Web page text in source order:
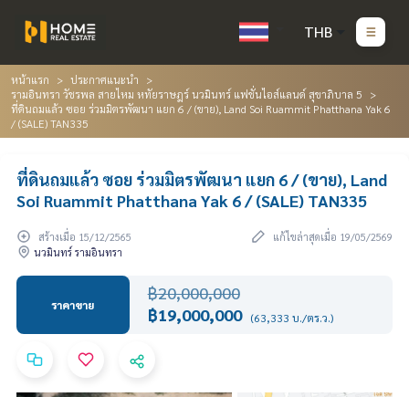
THB
หน้าแรก
ประกาศแนะนำ
รามอินทรา วัชรพล สายไหม หทัยราษฎร์ นวมินทร์ แฟชั่นไอส์แลนด์ สุขาภิบาล 5
ที่ดินถมแล้ว ซอย ร่วมมิตรพัฒนา แยก 6 / (ขาย), Land Soi Ruammit Phatthana Yak 6
/ (SALE) TAN335
ที่ดินถมแล้ว ซอย ร่วมมิตรพัฒนา แยก 6 / (ขาย), Land
Soi Ruammit Phatthana Yak 6 / (SALE) TAN335
สร้างเมื่อ 15/12/2565
แก้ไขล่าสุดเมื่อ 19/05/2569
นวมินทร์ รามอินทรา
ราคาขาย
฿20,000,000
฿19,000,000 (63,333 บ./ตร.ว.)